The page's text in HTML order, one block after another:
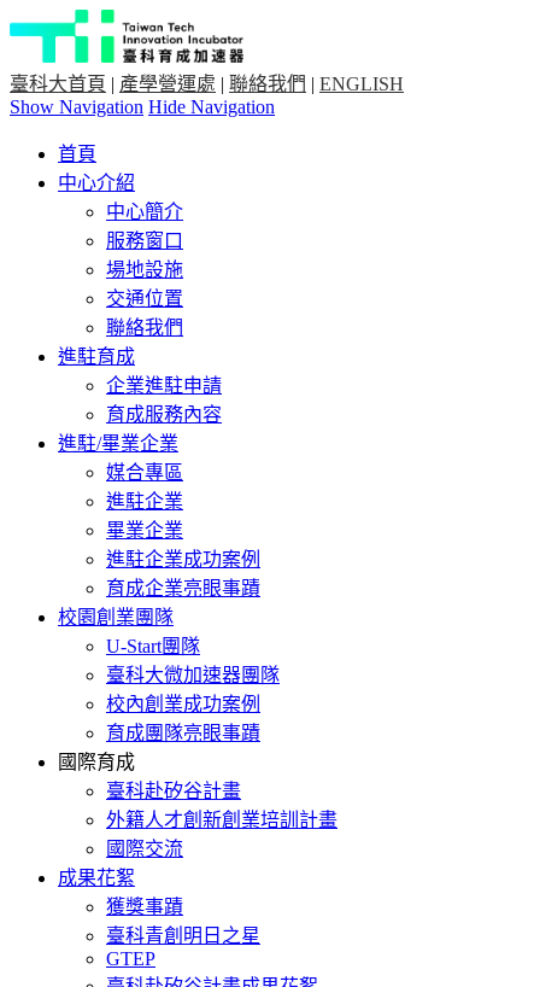
臺科大首頁 | 產學營運處 | 聯絡我們 | ENGLISH
Show Navigation Hide Navigation
首頁
中心介紹
中心簡介
服務窗口
場地設施
交通位置
聯絡我們
進駐育成
企業進駐申請
育成服務內容
進駐/畢業企業
媒合專區
進駐企業
畢業企業
進駐企業成功案例
育成企業亮眼事蹟
校園創業團隊
U-Start團隊
臺科大微加速器團隊
校內創業成功案例
育成團隊亮眼事蹟
國際育成
臺科赴矽谷計畫
外籍人才創新創業培訓計畫
國際交流
成果花絮
獲獎事蹟
臺科青創明日之星
GTEP